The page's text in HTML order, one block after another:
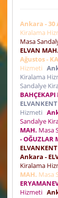
Ankara - 30
Kiralama
Masa
ELVAN MAH.
Ağustos -
Hizmeti
Kiralama
Sandalye
BAHÇEKAPI
Hizmeti
Sandalye
MAH. Masa
- OĞUZLAR
Ankara -
Kiralama
MAH. Masa
Hizmeti